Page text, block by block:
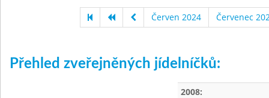
Červen 2024 Červenec
Přehled zveřejněných jídelníčků:
2008: